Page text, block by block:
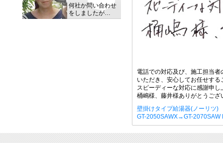
電話での対応及び、施工担当
いただき、安心してお任せする
スピーディーな対応に感謝申し
桶嶋様、藤井様ありがとうござ
壁掛けタイプ給湯器(ノーリツ)
GT-2050SAWX→GT-2070SAW
何社か問い合わせ
をしましたが…